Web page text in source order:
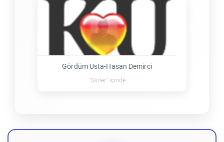
Gördüm Usta-Hasan Demirci
"Şiirler" içinde